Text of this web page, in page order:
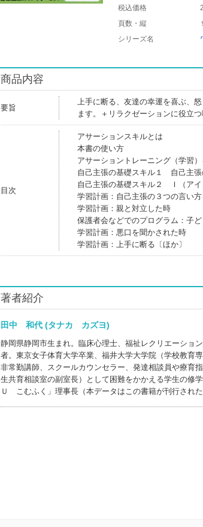
税込価格
頁数・縦
シリーズ名
商品内容
要旨
上手に断る、友達の幸運を喜ぶ、
ます。＋リラクゼーションに役立つ
目次
アサーションスキルとは
本書の使い方
アサーショントレーニング（学習
自己主張の基礎スキル１ 自己主
自己主張の基礎スキル２ Ｉ（アイ
学習計画：自己主張の３つの言い
学習計画：親と対立した時
保護者会などでのプログラム：子
学習計画：悪口を聞かされた時
学習計画：上手に断る〔ほか〕
著者紹介
田中 和代 (タナカ カズヨ)
静岡県静岡市生まれ。臨床心理士、福祉レクリエーショ
者。東京女子体育大学卒業、福井大学大学院（学校教育
非常勤講師、スクールカウンセラー、発達相談員や療育
生共育相談室の副室長）として困難をかかえる学生の
Ｕ こむふく」理事長（本データはこの書籍が刊行された